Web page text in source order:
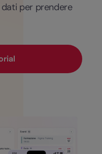
per prendere